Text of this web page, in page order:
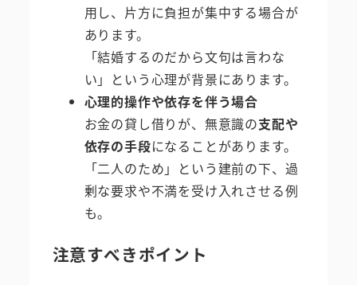
用し、片方に負担が集中する場合が
あります。
「結婚するのだから文句は言わな
い」という心理が背景にあります。
心理的操作や依存を伴う場合
お金の貸し借りが、無意識の支配や
依存の手段になることがあります。
「二人のため」という建前の下、過
剰な要求や不満を受け入れさせる例
も。
注意すべきポイント